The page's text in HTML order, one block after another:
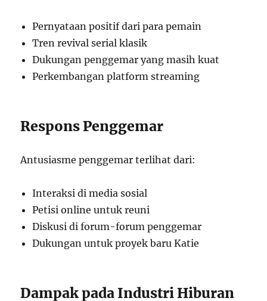
Pernyataan positif dari para pemain
Tren revival serial klasik
Dukungan penggemar yang masih kuat
Perkembangan platform streaming
Respons Penggemar
Antusiasme penggemar terlihat dari:
Interaksi di media sosial
Petisi online untuk reuni
Diskusi di forum-forum penggemar
Dukungan untuk proyek baru Katie
Dampak pada Industri Hiburan